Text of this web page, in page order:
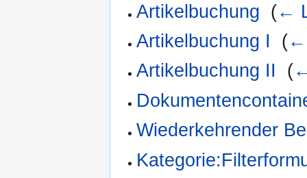
Artikelbuchung (←
Artikelbuchung I
(←
Artikelbuchung II
(
Wiederkehrender